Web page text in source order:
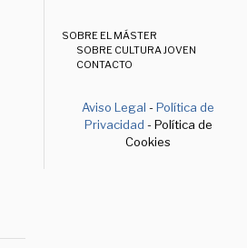
SOBRE EL MÁSTER
SOBRE CULTURA JOVEN
CONTACTO
Aviso Legal -Política de
Privacidad - Política de
Cookies